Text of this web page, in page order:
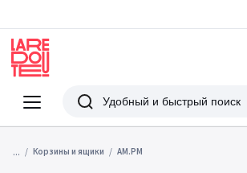
Меню
Redoute
Поиск
... Корзины и ящики AM.PM